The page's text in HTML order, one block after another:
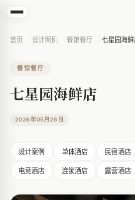
首页 设计案例 餐馆餐厅 七星园海
餐馆餐厅
七星园海鲜店
2026年05月26日
设计案例 单体酒店 民宿酒店
电竞酒店 连锁酒店 露营酒店